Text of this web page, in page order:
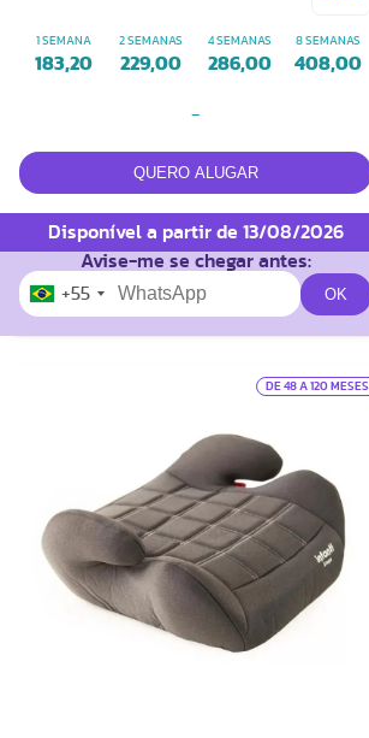
1 SEMANA
183,20
2 SEMANAS
229,00
4 SEMANAS
286,00
8 SEMANAS
408,00
-
Disponível a partir de 13/08/2026
Avise-me se chegar antes:
+55
DE 48 A 120 MESES